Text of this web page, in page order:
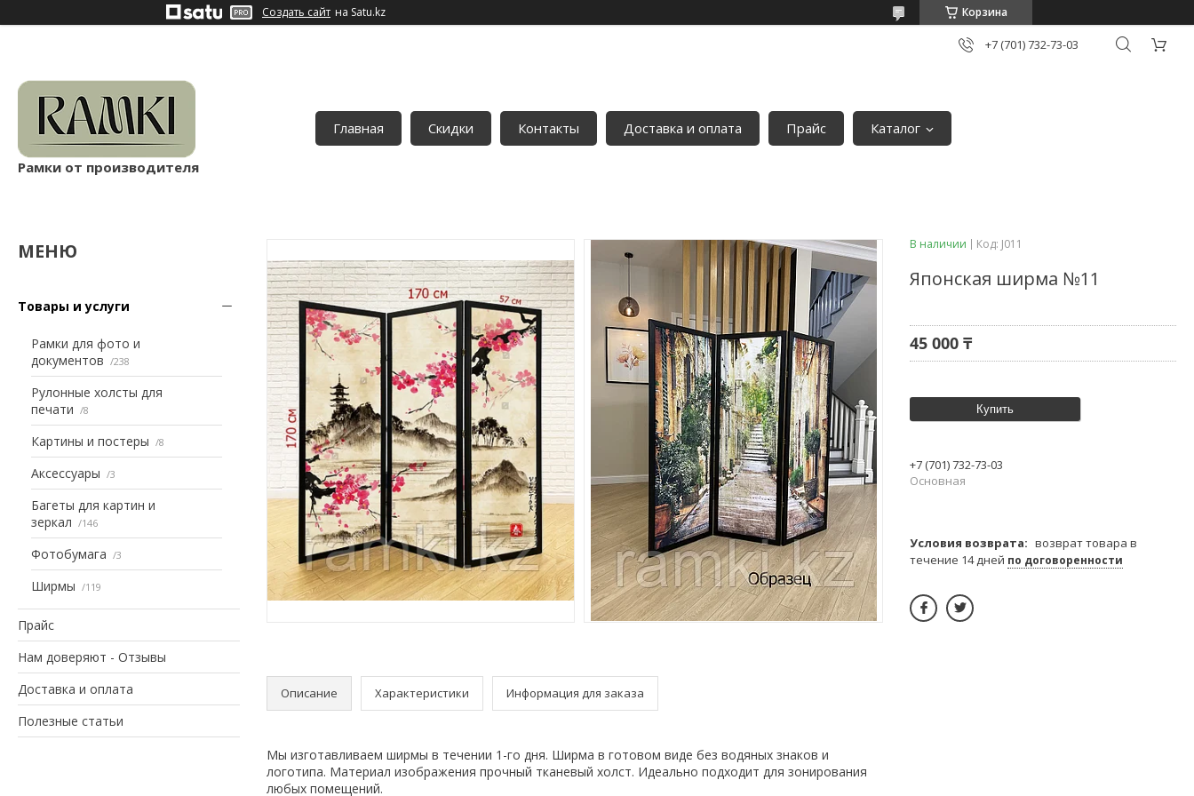
Создать сайт на Satu.kz Корзина
+7 (701) 732-73-03
Рамки от производителя
Главная Скидки Контакты Доставка и оплата Прайс Каталог
Товары и услуги
Рамки для фото и
документов
238
Рулонные холсты для
печати
8
Картины и постеры 8
Аксессуары 3
Багеты для картин и
зеркал
146
Фотобумага 3
Ширмы 119
Прайс
Нам доверяют - Отзывы
Доставка и оплата
Полезные статьи
Описание Характеристики Информация для заказа
Мы изготавливаем ширмы в течении 1-го дня. Ширма в готовом виде без водяных знаков и
логотипа. Материал изображения прочный тканевый холст. Идеально подходит для зонирования
любых помещений.
В наличии Код: J011
Японская ширма №11
45 000 ₸
Купить
+7 (701) 732-73-03
Основная
возврат товара в
течение 14 дней по договоренности